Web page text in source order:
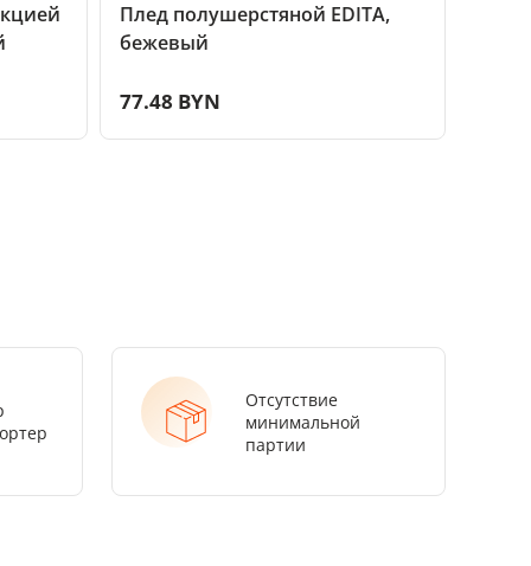
Плед полушерстяной EDITA,
бежевый
77.48 BYN
Отсутствие
минимальной
партии